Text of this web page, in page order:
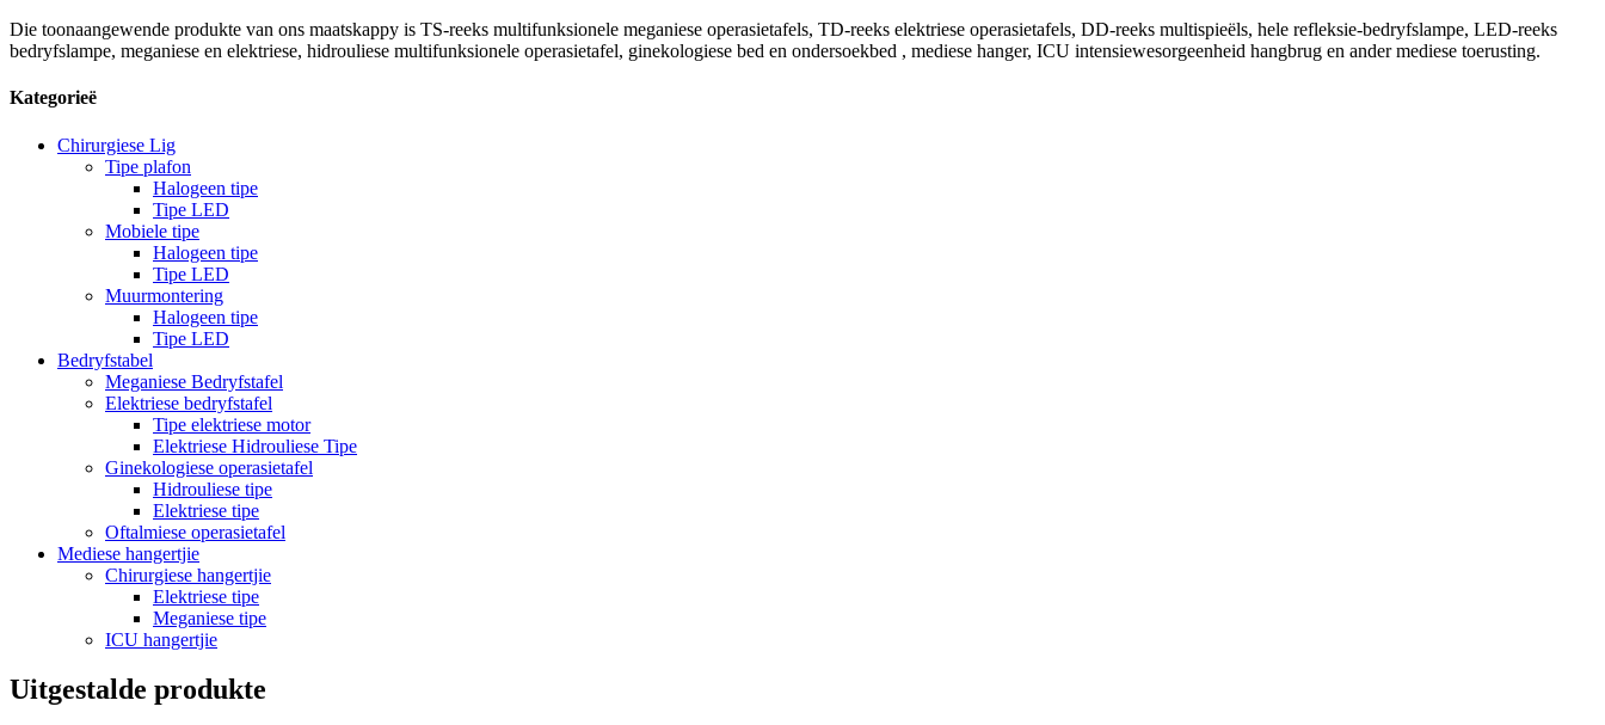
Die toonaangewende produkte van ons maatskappy is TS-reeks multifunksionele meganiese operasietafels, TD-reeks elektriese operasietafels, DD-reeks multispieëls, hele refleksie-bedryfslampe, LED-reeks
bedryfslampe, meganiese en elektriese, hidrouliese multifunksionele operasietafel, ginekologiese bed en ondersoekbed , mediese hanger, ICU intensiewesorgeenheid hangbrug en ander mediese toerusting.
Kategorieë
Chirurgiese Lig
Tipe plafon
Halogeen tipe
Tipe LED
Mobiele tipe
Halogeen tipe
Tipe LED
Muurmontering
Halogeen tipe
Tipe LED
Bedryfstabel
Meganiese Bedryfstafel
Elektriese bedryfstafel
Tipe elektriese motor
Elektriese Hidrouliese Tipe
Ginekologiese operasietafel
Hidrouliese tipe
Elektriese tipe
Oftalmiese operasietafel
Mediese hangertjie
Chirurgiese hangertjie
Elektriese tipe
Meganiese tipe
ICU hangertjie
Uitgestalde produkte